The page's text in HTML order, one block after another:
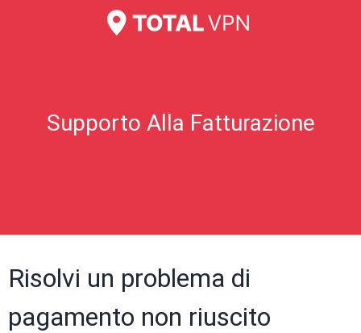
Supporto Alla Fatturazione
Risolvi un problema di
pagamento non riuscito